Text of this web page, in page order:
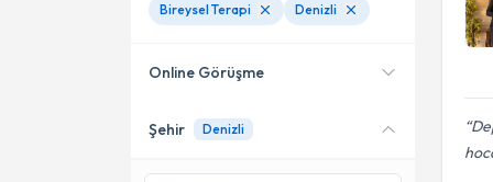
Bireysel Terapi Denizli
Online Görüşme
Online danışmanlık sunan
Şehir Denizli